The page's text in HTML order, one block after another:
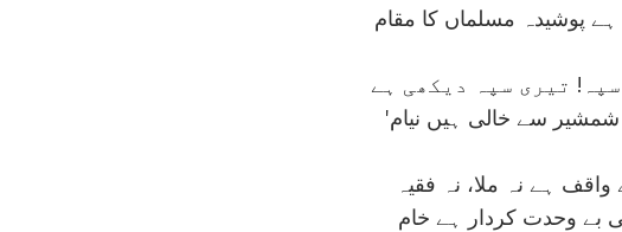
پوشيدہ مسلماں کا مقام
تيری سپہ ديکھی ہے
شمشير سے خالی ہيں نيام
ہے نہ ملا، نہ فقيہ
بے وحدت کردار ہے خام